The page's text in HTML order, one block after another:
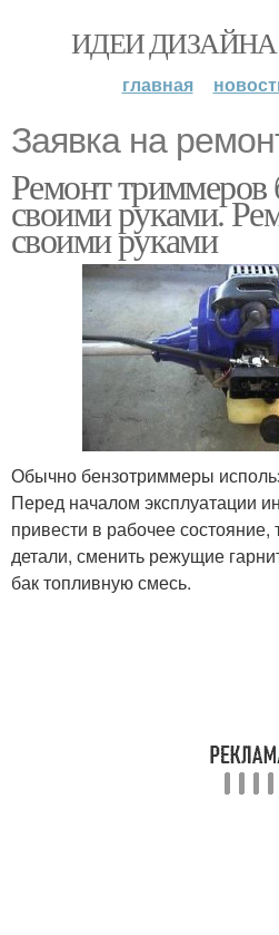
ИДЕИ ДИЗАЙНА
главная
Заявка на
Ремонт триммеров
своими руками.
своими руками
Обычно бензотриммеры
Перед началом эксплуатации
привести в рабочее состояние,
детали, сменить режущие
бак топливную смесь.